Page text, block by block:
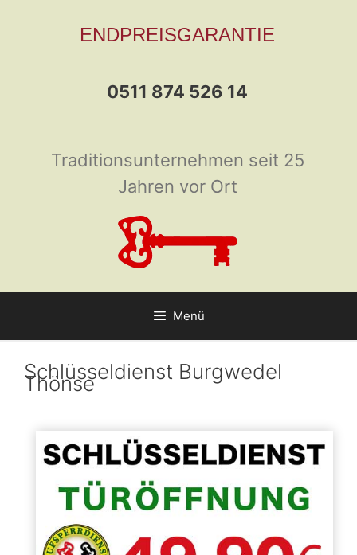
ENDPREISGARANTIE
0511 874 526 14
Traditionsunternehmen seit 25
Jahren vor Ort
Menü
Schlüsseldienst Burgwedel
Thönse